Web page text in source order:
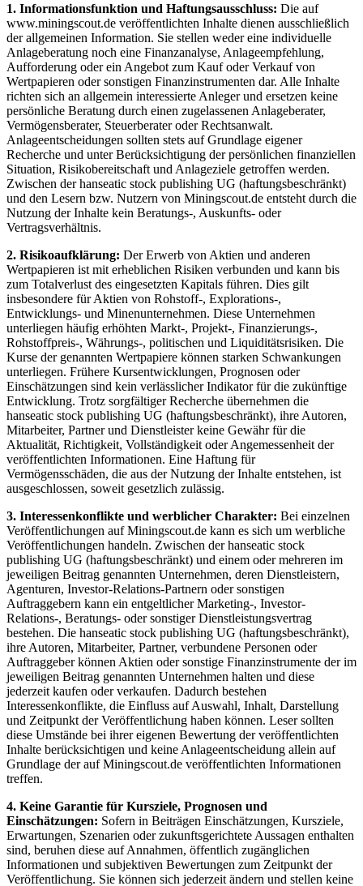
1. Informationsfunktion und Haftungsausschluss: Die auf
www.miningscout.de veröffentlichten Inhalte dienen ausschließlich
der allgemeinen Information. Sie stellen weder eine individuelle
Anlageberatung noch eine Finanzanalyse, Anlageempfehlung,
Aufforderung oder ein Angebot zum Kauf oder Verkauf von
Wertpapieren oder sonstigen Finanzinstrumenten dar. Alle Inhalte
richten sich an allgemein interessierte Anleger und ersetzen keine
persönliche Beratung durch einen zugelassenen Anlageberater,
Vermögensberater, Steuerberater oder Rechtsanwalt.
Anlageentscheidungen sollten stets auf Grundlage eigener
Recherche und unter Berücksichtigung der persönlichen finanziellen
Situation, Risikobereitschaft und Anlageziele getroffen werden.
Zwischen der hanseatic stock publishing UG (haftungsbeschränkt)
und den Lesern bzw. Nutzern von Miningscout.de entsteht durch die
Nutzung der Inhalte kein Beratungs-, Auskunfts- oder
Vertragsverhältnis.
2. Risikoaufklärung: Der Erwerb von Aktien und anderen
Wertpapieren ist mit erheblichen Risiken verbunden und kann bis
zum Totalverlust des eingesetzten Kapitals führen. Dies gilt
insbesondere für Aktien von Rohstoff-, Explorations-,
Entwicklungs- und Minenunternehmen. Diese Unternehmen
unterliegen häufig erhöhten Markt-, Projekt-, Finanzierungs-,
Rohstoffpreis-, Währungs-, politischen und Liquiditätsrisiken. Die
Kurse der genannten Wertpapiere können starken Schwankungen
unterliegen. Frühere Kursentwicklungen, Prognosen oder
Einschätzungen sind kein verlässlicher Indikator für die zukünftige
Entwicklung. Trotz sorgfältiger Recherche übernehmen die
hanseatic stock publishing UG (haftungsbeschränkt), ihre Autoren,
Mitarbeiter, Partner und Dienstleister keine Gewähr für die
Aktualität, Richtigkeit, Vollständigkeit oder Angemessenheit der
veröffentlichten Informationen. Eine Haftung für
Vermögensschäden, die aus der Nutzung der Inhalte entstehen, ist
ausgeschlossen, soweit gesetzlich zulässig.
3. Interessenkonflikte und werblicher Charakter: Bei einzelnen
Veröffentlichungen auf Miningscout.de kann es sich um werbliche
Veröffentlichungen handeln. Zwischen der hanseatic stock
publishing UG (haftungsbeschränkt) und einem oder mehreren im
jeweiligen Beitrag genannten Unternehmen, deren Dienstleistern,
Agenturen, Investor-Relations-Partnern oder sonstigen
Auftraggebern kann ein entgeltlicher Marketing-, Investor-
Relations-, Beratungs- oder sonstiger Dienstleistungsvertrag
bestehen. Die hanseatic stock publishing UG (haftungsbeschränkt),
ihre Autoren, Mitarbeiter, Partner, verbundene Personen oder
Auftraggeber können Aktien oder sonstige Finanzinstrumente der im
jeweiligen Beitrag genannten Unternehmen halten und diese
jederzeit kaufen oder verkaufen. Dadurch bestehen
Interessenkonflikte, die Einfluss auf Auswahl, Inhalt, Darstellung
und Zeitpunkt der Veröffentlichung haben können. Leser sollten
diese Umstände bei ihrer eigenen Bewertung der veröffentlichten
Inhalte berücksichtigen und keine Anlageentscheidung allein auf
Grundlage der auf Miningscout.de veröffentlichten Informationen
treffen.
4. Keine Garantie für Kursziele, Prognosen und
Einschätzungen: Sofern in Beiträgen Einschätzungen, Kursziele,
Erwartungen, Szenarien oder zukunftsgerichtete Aussagen enthalten
sind, beruhen diese auf Annahmen, öffentlich zugänglichen
Informationen und subjektiven Bewertungen zum Zeitpunkt der
Veröffentlichung. Sie können sich jederzeit ändern und stellen keine